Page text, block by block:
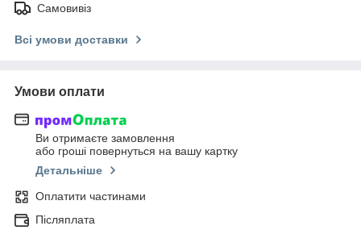
Самовивіз
Всі умови доставки
Умови оплати
Ви отримаєте замовлення
або гроші повернуться на вашу картку
Детальніше
Оплатити частинами
Післяплата